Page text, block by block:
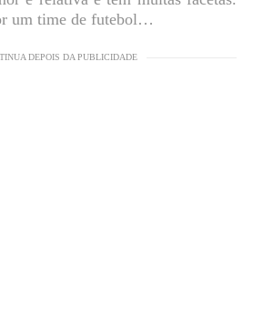
um time de futebol…
DEPOIS DA PUBLICIDADE